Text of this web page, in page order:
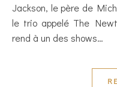
Jackson, le père de
le trio appelé The
rend à un des shows…